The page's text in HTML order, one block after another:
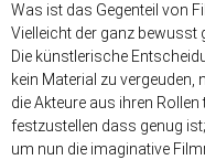
Was ist das Gegenteil von
Vielleicht der ganz bewusst
Die künstlerische
kein Material zu vergeuden,
die Akteure aus ihren
festzustellen dass genug ist;
um nun die imaginative